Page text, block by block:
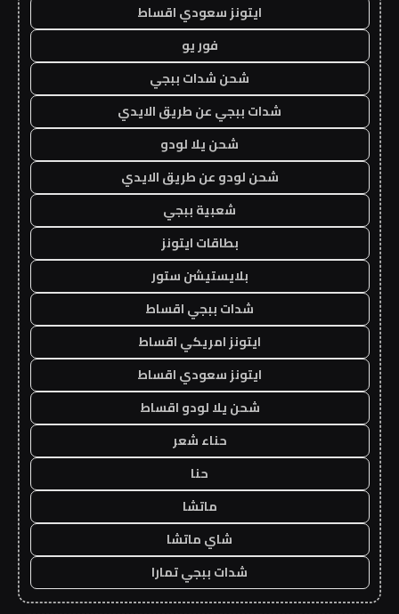
ايتونز سعودي اقساط
فور يو
شحن شدات ببجي
شدات ببجي عن طريق الايدي
شحن يلا لودو
شحن لودو عن طريق الايدي
شعبية ببجي
بطاقات ايتونز
بلايستيشن ستور
شدات ببجي اقساط
ايتونز امريكي اقساط
ايتونز سعودي اقساط
شحن يلا لودو اقساط
حناء شعر
حنا
ماتشا
شاي ماتشا
شدات ببجي تمارا